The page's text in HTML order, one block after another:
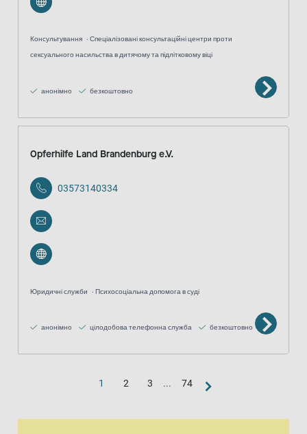
Консультування
Спеціалізовані консультаційні центри проти
сексуального насильства в дитячому та підлітковому віці
анонімно безкоштовно
Opferhilfe Land Brandenburg e.V.
03573140334
Юридичні служби Психосоціальна допомога в суді
анонімно цілодобова телефонна служба безкоштовно
1 2 3 ... 74
Вигляд «карта»